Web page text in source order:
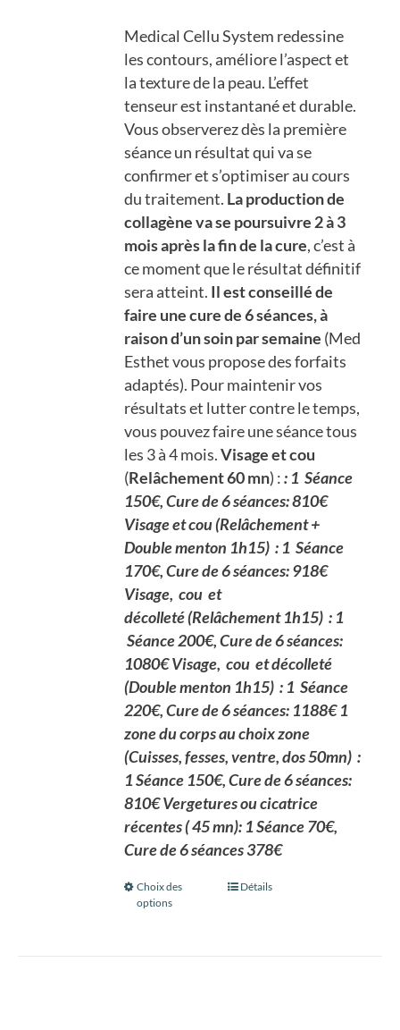
Medical Cellu System redessine
les contours, améliore l’aspect et
la texture de la peau. L’effet
tenseur est instantané et durable.
Vous observerez dès la première
séance un résultat qui va se
confirmer et s’optimiser au cours
du traitement. La production de
collagène va se poursuivre 2 à 3
mois après la fin de la cure, c’est à
ce moment que le résultat définitif
sera atteint. Il est conseillé de
faire une cure de 6 séances, à
raison d’un soin par semaine (Med
Esthet vous propose des forfaits
adaptés). Pour maintenir vos
résultats et lutter contre le temps,
vous pouvez faire une séance tous
les 3 à 4 mois.Visage et cou
(Relâchement 60 mn) :: 1 Séance
150€, Cure de 6 séances: 810€
Visage et cou(Relâchement +
Double menton 1h15) : 1 Séance
170€, Cure de 6 séances: 918€
Visage, cou et
décolleté(Relâchement 1h15) : 1
Séance 200€, Cure de 6 séances:
1080€ Visage, cou et décolleté
(Double menton 1h15) : 1 Séance
220€, Cure de 6 séances: 1188€1
zone du corps au choixzone
(Cuisses, fesses, ventre, dos 50mn) :
1 Séance 150€, Cure de 6 séances:
810€Vergetures ou cicatrice
récentes ( 45 mn): 1 Séance 70€,
Cure de 6 séances 378€
Choix des
options
CeDétails